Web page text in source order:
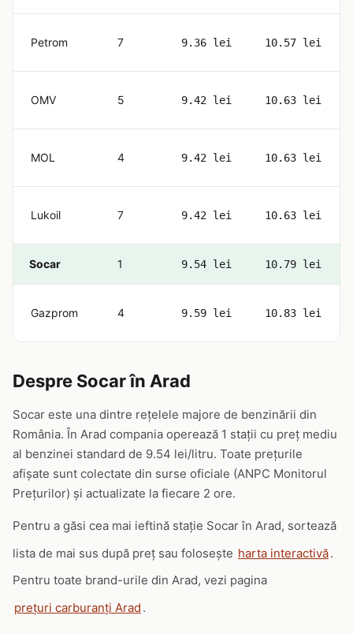
Petrom 7 9.36 lei 10.57 lei
OMV 5 9.42 lei 10.63 lei
MOL 4 9.42 lei 10.63 lei
Lukoil 7 9.42 lei 10.63 lei
Socar 1 9.54 lei 10.79 lei
Gazprom 4 9.59 lei 10.83 lei
Despre Socar în Arad
Socar este una dintre rețelele majore de benzinării din
România. În Arad compania operează 1 stații cu preț mediu
al benzinei standard de 9.54 lei/litru. Toate prețurile
afișate sunt colectate din surse oficiale (ANPC Monitorul
Prețurilor) și actualizate la fiecare 2 ore.
Pentru a găsi cea mai ieftină stație Socar în Arad, sortează
lista de mai sus după preț sau folosește harta interactivă.
Pentru toate brand-urile din Arad, vezi pagina
prețuri carburanți Arad .